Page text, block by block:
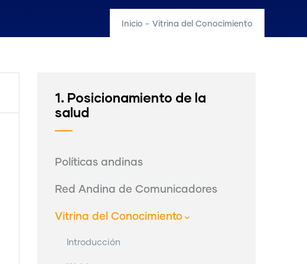
Inicio - Vitrina del Conocimiento
1. Posicionamiento de la
salud
Políticas andinas
Red Andina de Comunicadores
Vitrina del Conocimiento
Introducción